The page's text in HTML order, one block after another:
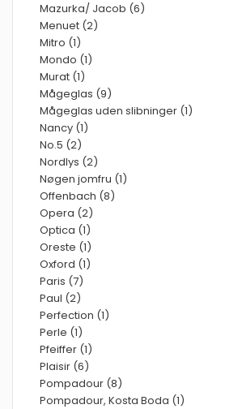
Mazurka/ Jacob (6)
Menuet (2)
Mitro (1)
Mondo (1)
Murat (1)
Mågeglas (9)
Mågeglas uden slibninger (1)
Nancy (1)
No.5 (2)
Nordlys (2)
Nøgen jomfru (1)
Offenbach (8)
Opera (2)
Optica (1)
Oreste (1)
Oxford (1)
Paris (7)
Paul (2)
Perfection (1)
Perle (1)
Pfeiffer (1)
Plaisir (6)
Pompadour (8)
Pompadour, Kosta Boda (1)